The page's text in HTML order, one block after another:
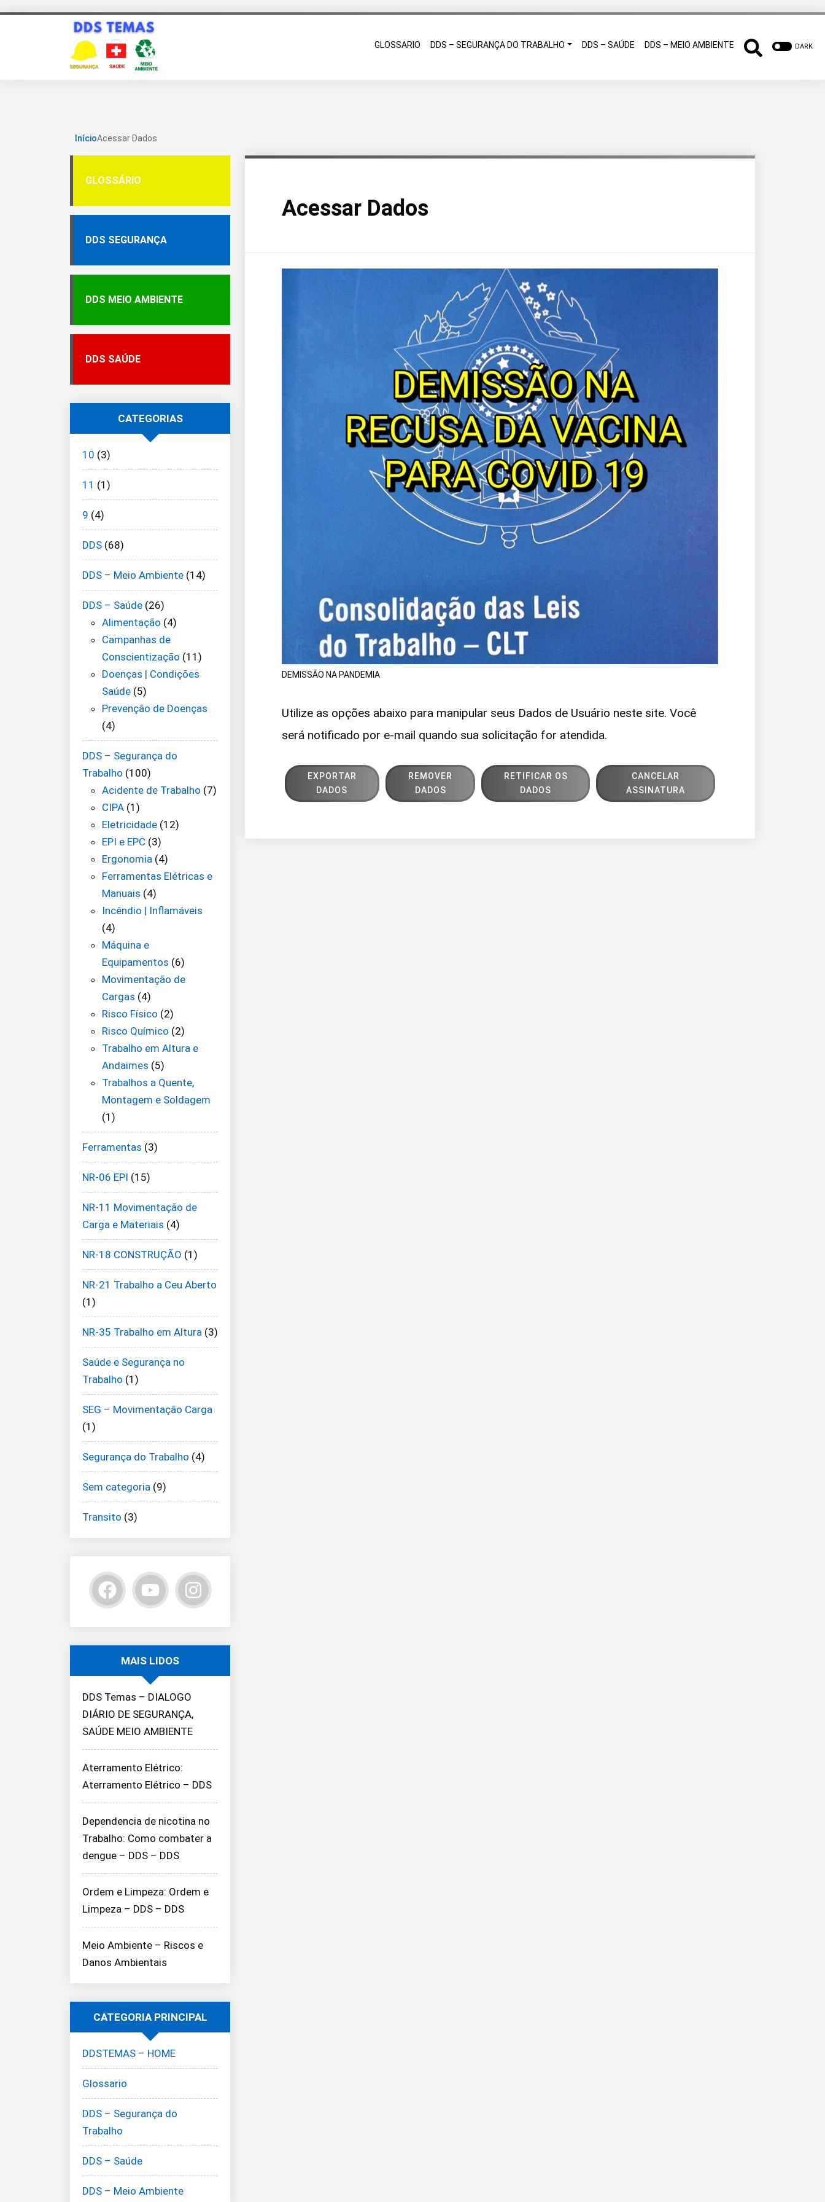
GLOSSARIO DDS – SEGURANÇA DO TRABALHO DDS – SAÚDE DDS – MEIO AMBIENTE DARK
InícioAcessar Dados
Acessar Dados
DEMISSÃO NA PANDEMIA
Utilize as opções abaixo para manipular seus Dados de Usuário neste site. Você
será notificado por e-mail quando sua solicitação for atendida.
EXPORTAR
DADOS
REMOVER
DADOS
RETIFICAR OS
DADOS
CANCELAR
ASSINATURA
GLOSSÁRIO
DDS SEGURANÇA
DDS MEIO AMBIENTE
DDS SAÚDE
CATEGORIAS
10 (3)
11 (1)
9 (4)
DDS (68)
DDS – Meio Ambiente (14)
DDS – Saúde (26)
Alimentação (4)
Campanhas de
Conscientização (11)
Doenças | Condições
Saúde (5)
Prevenção de Doenças
(4)
DDS – Segurança do
Trabalho (100)
Acidente de Trabalho (7)
CIPA (1)
Eletricidade (12)
EPI e EPC (3)
Ergonomia (4)
Ferramentas Elétricas e
Manuais (4)
Incêndio | Inflamáveis
(4)
Máquina e
Equipamentos (6)
Movimentação de
Cargas (4)
Risco Físico (2)
Risco Químico (2)
Trabalho em Altura e
Andaimes (5)
Trabalhos a Quente,
Montagem e Soldagem
(1)
Ferramentas (3)
NR-06 EPI (15)
NR-11 Movimentação de
Carga e Materiais (4)
NR-18 CONSTRUÇÃO (1)
NR-21 Trabalho a Ceu Aberto
(1)
NR-35 Trabalho em Altura (3)
Saúde e Segurança no
Trabalho (1)
SEG – Movimentação Carga
(1)
Segurança do Trabalho (4)
Sem categoria (9)
Transito (3)
MAIS LIDOS
DDS Temas – DIALOGO
DIÁRIO DE SEGURANÇA,
SAÚDE MEIO AMBIENTE
Aterramento Elétrico:
Aterramento Elétrico – DDS
Dependencia de nicotina no
Trabalho: Como combater a
dengue – DDS – DDS
Ordem e Limpeza: Ordem e
Limpeza – DDS – DDS
Meio Ambiente – Riscos e
Danos Ambientais
CATEGORIA PRINCIPAL
DDSTEMAS – HOME
Glossario
DDS – Segurança do
Trabalho
DDS – Saúde
DDS – Meio Ambiente